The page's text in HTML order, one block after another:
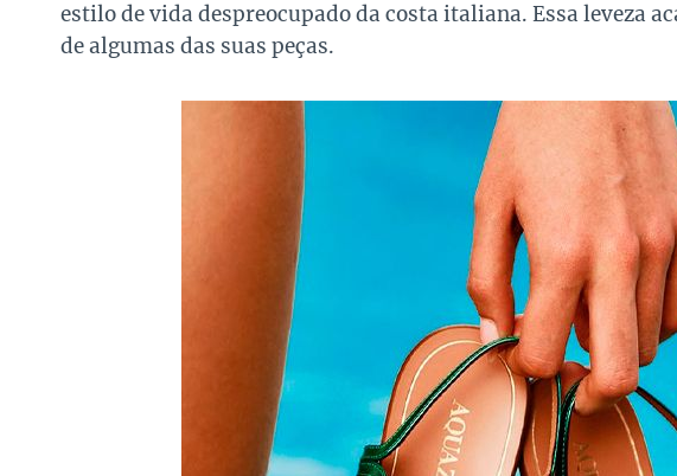
estilo de vida despreocupado da costa italiana. Essa leveza
de algumas das suas peças.